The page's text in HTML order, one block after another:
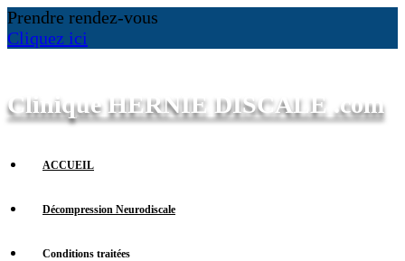
Prendre rendez-vous
Cliquez ici
Clinique HERNIE DISCALE .com
ACCUEIL
Décompression Neurodiscale
Conditions traitées